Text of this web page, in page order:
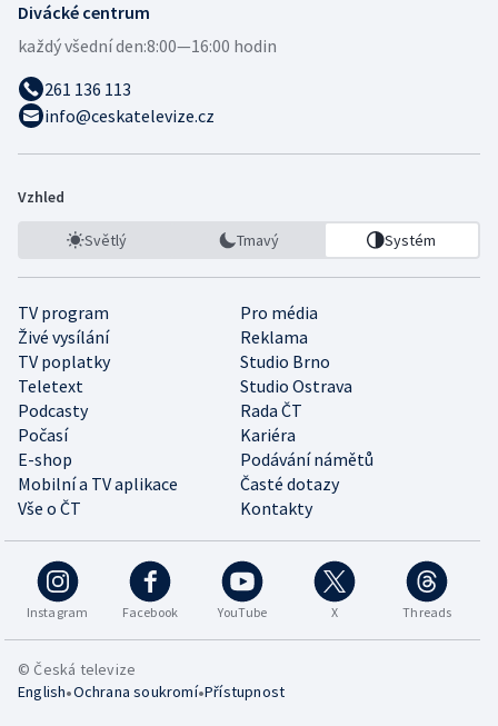
Divácké centrum
každý všední den:8:00—16:00 hodin
261 136 113
info@ceskatelevize.cz
Vzhled
Světlý Tmavý Systém
TV program
Pro média
Živé vysílání
Reklama
TV poplatky
Studio Brno
Teletext
Studio Ostrava
Podcasty
Rada ČT
Počasí
Kariéra
E-shop
Podávání námětů
Mobilní a TV aplikace
Časté dotazy
Vše o ČT
Kontakty
Instagram Facebook YouTube X Threads
© Česká televize
English•Ochrana soukromí•Přístupnost